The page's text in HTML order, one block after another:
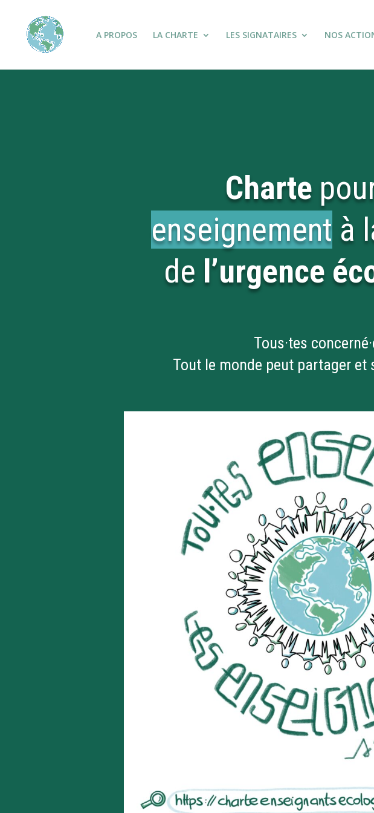
A PROPOS LA CHARTE LES SIGNATAIRES NOS
Charte
enseignement à
de l’urgence
Tous·tes
Tout le monde peut partager et